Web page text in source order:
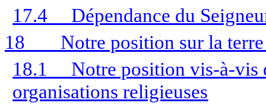
17.4
Dépendance du
18
Notre position sur la
18.1
Notre position vis-à-
organisations religieuses